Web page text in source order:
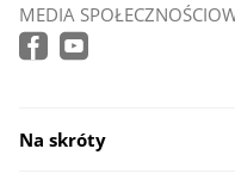
MEDIA
Na skróty